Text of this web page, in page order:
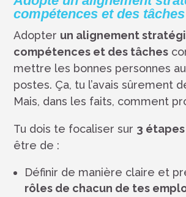
compétences et des tâches
Adopter un alignement
compétences et des tâches
mettre les bonnes personnes
postes. Ça, tu l’avais sûrement
Mais, dans les faits, comment
Tu dois te focaliser sur 3
être de :
Définir de manière claire et
rôles de chacun de tes